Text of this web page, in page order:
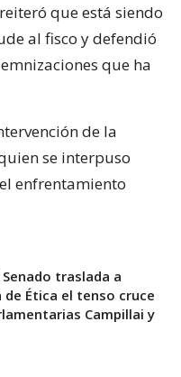
que está siendo
al fisco y defendió
que ha
de la
se interpuso
enfrentamiento
traslada a
de Ética el tenso cruce
Campillai y